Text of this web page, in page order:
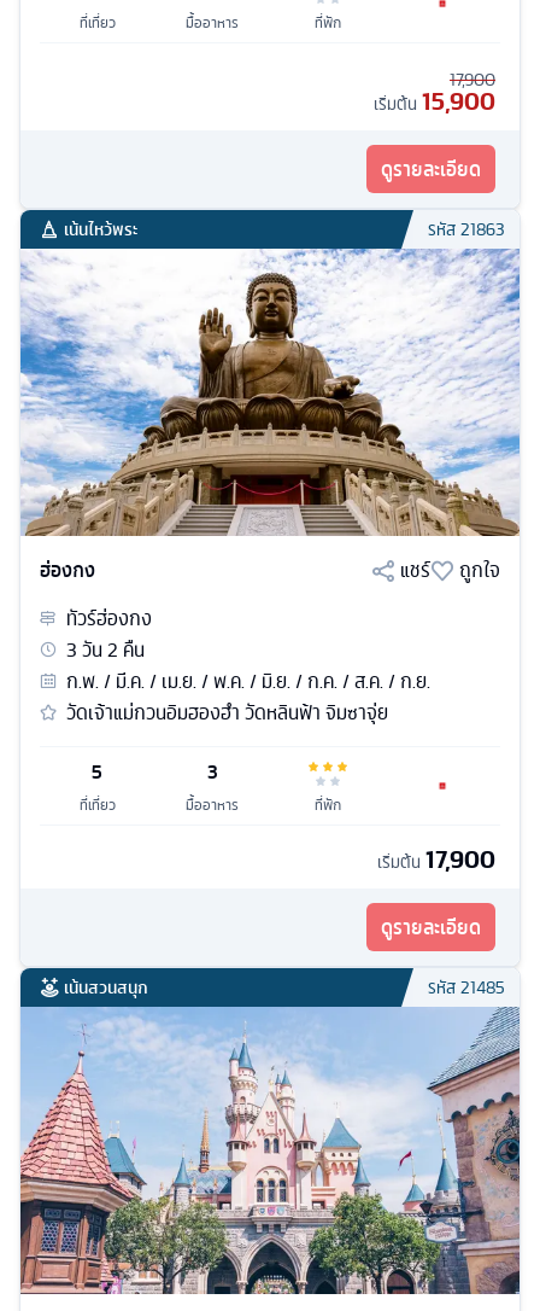
ที่เที่ยว มื้ออาหาร ที่พัก
17,900
เริ่มต้น 15,900
ดูรายละเอียด
เน้นไหว้พระ รหัส21863
ฮ่องกง แชร์
ถูกใจ
ทัวร์ฮ่องกง
3วัน2 คืน
ก.พ. / มี.ค. / เม.ย. / พ.ค. / มิ.ย. / ก.ค. / ส.ค. / ก.ย.
วัดเจ้าแม่กวนอิมฮองฮำ วัดหลินฟ้า จิมซาจุ่ย
5
ที่เที่ยว
3
มื้ออาหาร ที่พัก
เริ่มต้น 17,900
ดูรายละเอียด
เน้นสวนสนุก รหัส21485